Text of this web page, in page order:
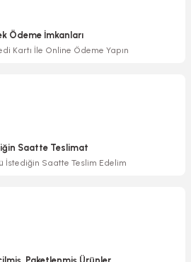
Ödeme İmkanları
Kartı İle Online Ödeme Yapın
Saatte Teslimat
İstediğin Saatte Teslim Edelim